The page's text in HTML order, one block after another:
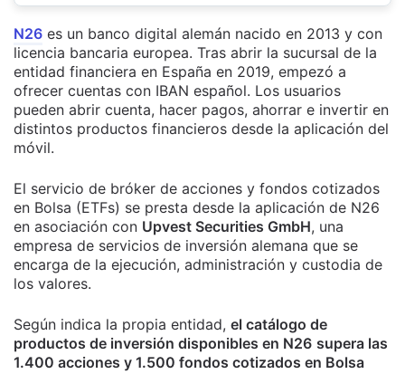
N26 es un banco digital alemán nacido en 2013 y con
licencia bancaria europea. Tras abrir la sucursal de la
entidad financiera en España en 2019, empezó a
ofrecer cuentas con IBAN español. Los usuarios
pueden abrir cuenta, hacer pagos, ahorrar e invertir en
distintos productos financieros desde la aplicación del
móvil.
El servicio de bróker de acciones y fondos cotizados
en Bolsa (ETFs) se presta desde la aplicación de N26
en asociación con Upvest Securities GmbH, una
empresa de servicios de inversión alemana que se
encarga de la ejecución, administración y custodia de
los valores.
Según indica la propia entidad, el catálogo de
productos de inversión disponibles en N26 supera las
1.400 acciones y 1.500 fondos cotizados en Bolsa